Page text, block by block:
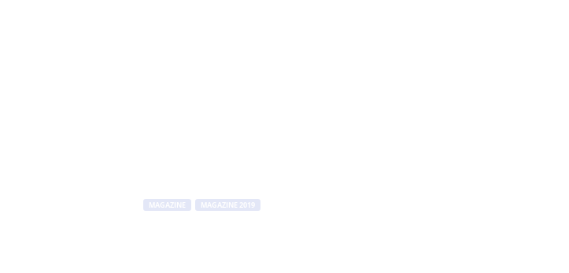
MAGAZINE MAGAZINE 2019